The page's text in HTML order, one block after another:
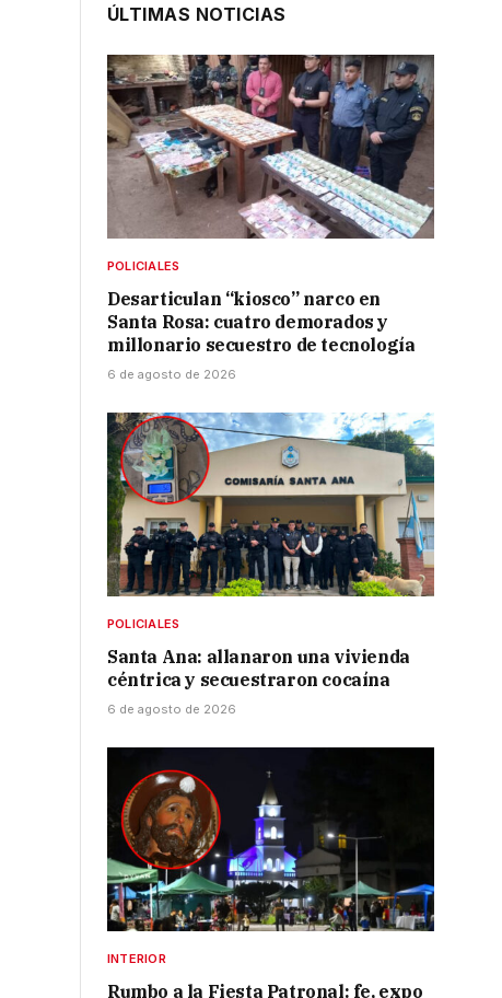
ÚLTIMAS NOTICIAS
POLICIALES
Desarticulan “kiosco” narco en
Santa Rosa: cuatro demorados y
millonario secuestro de tecnología
6 de agosto de 2026
POLICIALES
Santa Ana: allanaron una vivienda
céntrica y secuestraron cocaína
6 de agosto de 2026
INTERIOR
Rumbo a la Fiesta Patronal: fe, expo